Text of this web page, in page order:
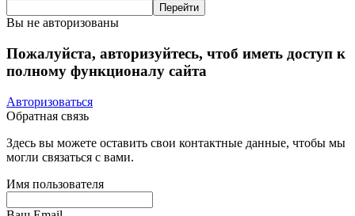
Вы не авторизованы
Пожалуйста, авторизуйтесь, чтоб иметь доступ к
полному функционалу сайта
Авторизоваться
Обратная связь
Здесь вы можете оставить свои контактные данные, чтобы мы
могли связаться с вами.
Имя пользователя